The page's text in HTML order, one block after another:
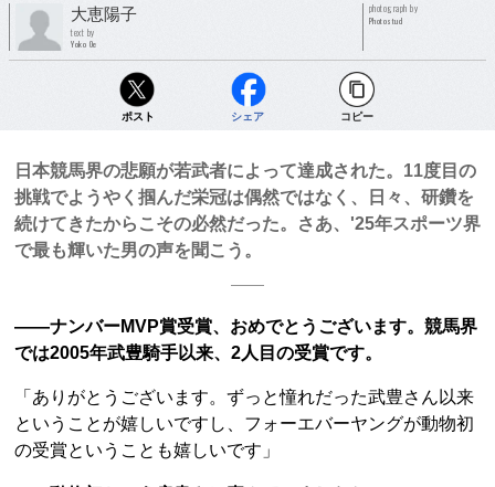
大恵陽子
text by
Yoko Oe
photograph by
Photostud
ポスト シェア コピー
日本競馬界の悲願が若武者によって達成された。11度目の
挑戦でようやく掴んだ栄冠は偶然ではなく、日々、研鑽を
続けてきたからこその必然だった。さあ、'25年スポーツ界
で最も輝いた男の声を聞こう。
――ナンバーMVP賞受賞、おめでとうございます。競馬界
では2005年武豊騎手以来、2人目の受賞です。
「ありがとうございます。ずっと憧れだった武豊さん以来
ということが嬉しいですし、フォーエバーヤングが動物初
の受賞ということも嬉しいです」